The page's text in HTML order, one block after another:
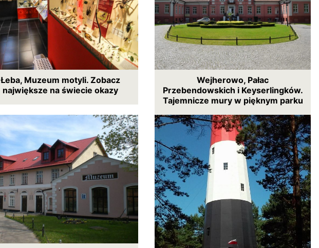
Łeba, Muzeum motyli. Zobacz
największe na świecie okazy
Wejherowo, Pałac
Przebendowskich i Keyserlingków.
Tajemnicze mury w pięknym parku